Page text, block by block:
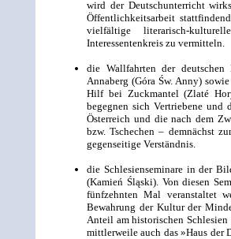
wird der Deutschunterricht
Öffentlichkeitsarbeit
vielfältige literarisch-
Interessentenkreis zu vermitteln.
die Wallfahrten der
Annaberg (Góra Św. Anny)
Hilf bei Zuckmantel (Zlaté
begegnen sich Vertriebene und
Österreich und die nach dem
bzw. Tschechen – demnächst
gegenseitige Verständnis.
die Schlesienseminare in der
(Kamień Śląski). Von diesen
fünfzehnten Mal veranstaltet
Bewahrung der Kultur der
Anteil am historischen Schlesien
mittlerweile auch das »Haus der